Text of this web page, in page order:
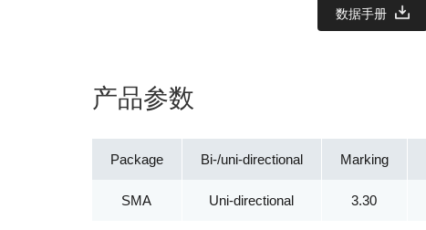
数据手册
产品参数
Package
SMA
Bi-/uni-directional
Uni-directional
Marking
3.30